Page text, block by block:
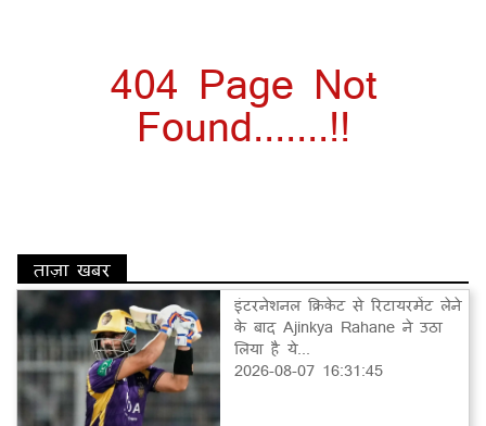
404 Page Not
Found.......!!
ताज़ा खबर
इंटरनेशनल क्रिकेट से रिटायरमेंट लेने
के बाद Ajinkya Rahane ने उठा
लिया है ये...
2026-08-07 16:31:45